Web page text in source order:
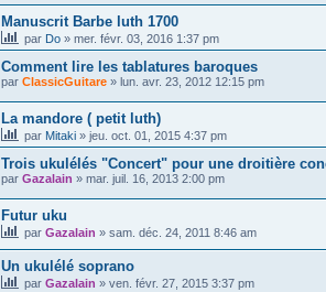
Manuscrit Barbe luth 1700
par Do » mer. févr. 03, 2016 1:37 pm
Comment lire les tablatures baroques
par ClassicGuitare » lun. avr. 23, 2012 12:15 pm
La mandore ( petit luth)
par Mitaki » jeu. oct. 01, 2015 4:37 pm
Trois ukulélés "Concert" pour une droitière
par Gazalain » mar. juil. 16, 2013 2:00 pm
Futur uku
par Gazalain » sam. déc. 24, 2011 8:46 am
Un ukulélé soprano
par Gazalain » ven. févr. 27, 2015 3:37 pm